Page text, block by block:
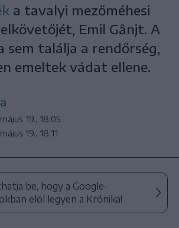
a tavalyi mezőméhesi
Emil Gânjt. A
találja a rendőrség,
emeltek vádat ellene.
19., 18:05
19., 18:11
be, hogy a Google-
elöl legyen a Krónika!